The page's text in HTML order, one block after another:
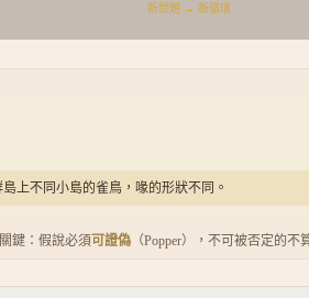
新問題 → 新循環
上不同小島的雀鳥，喙的形狀不同。
關鍵：假說必須 可證偽 （Popper），不可被否定的不